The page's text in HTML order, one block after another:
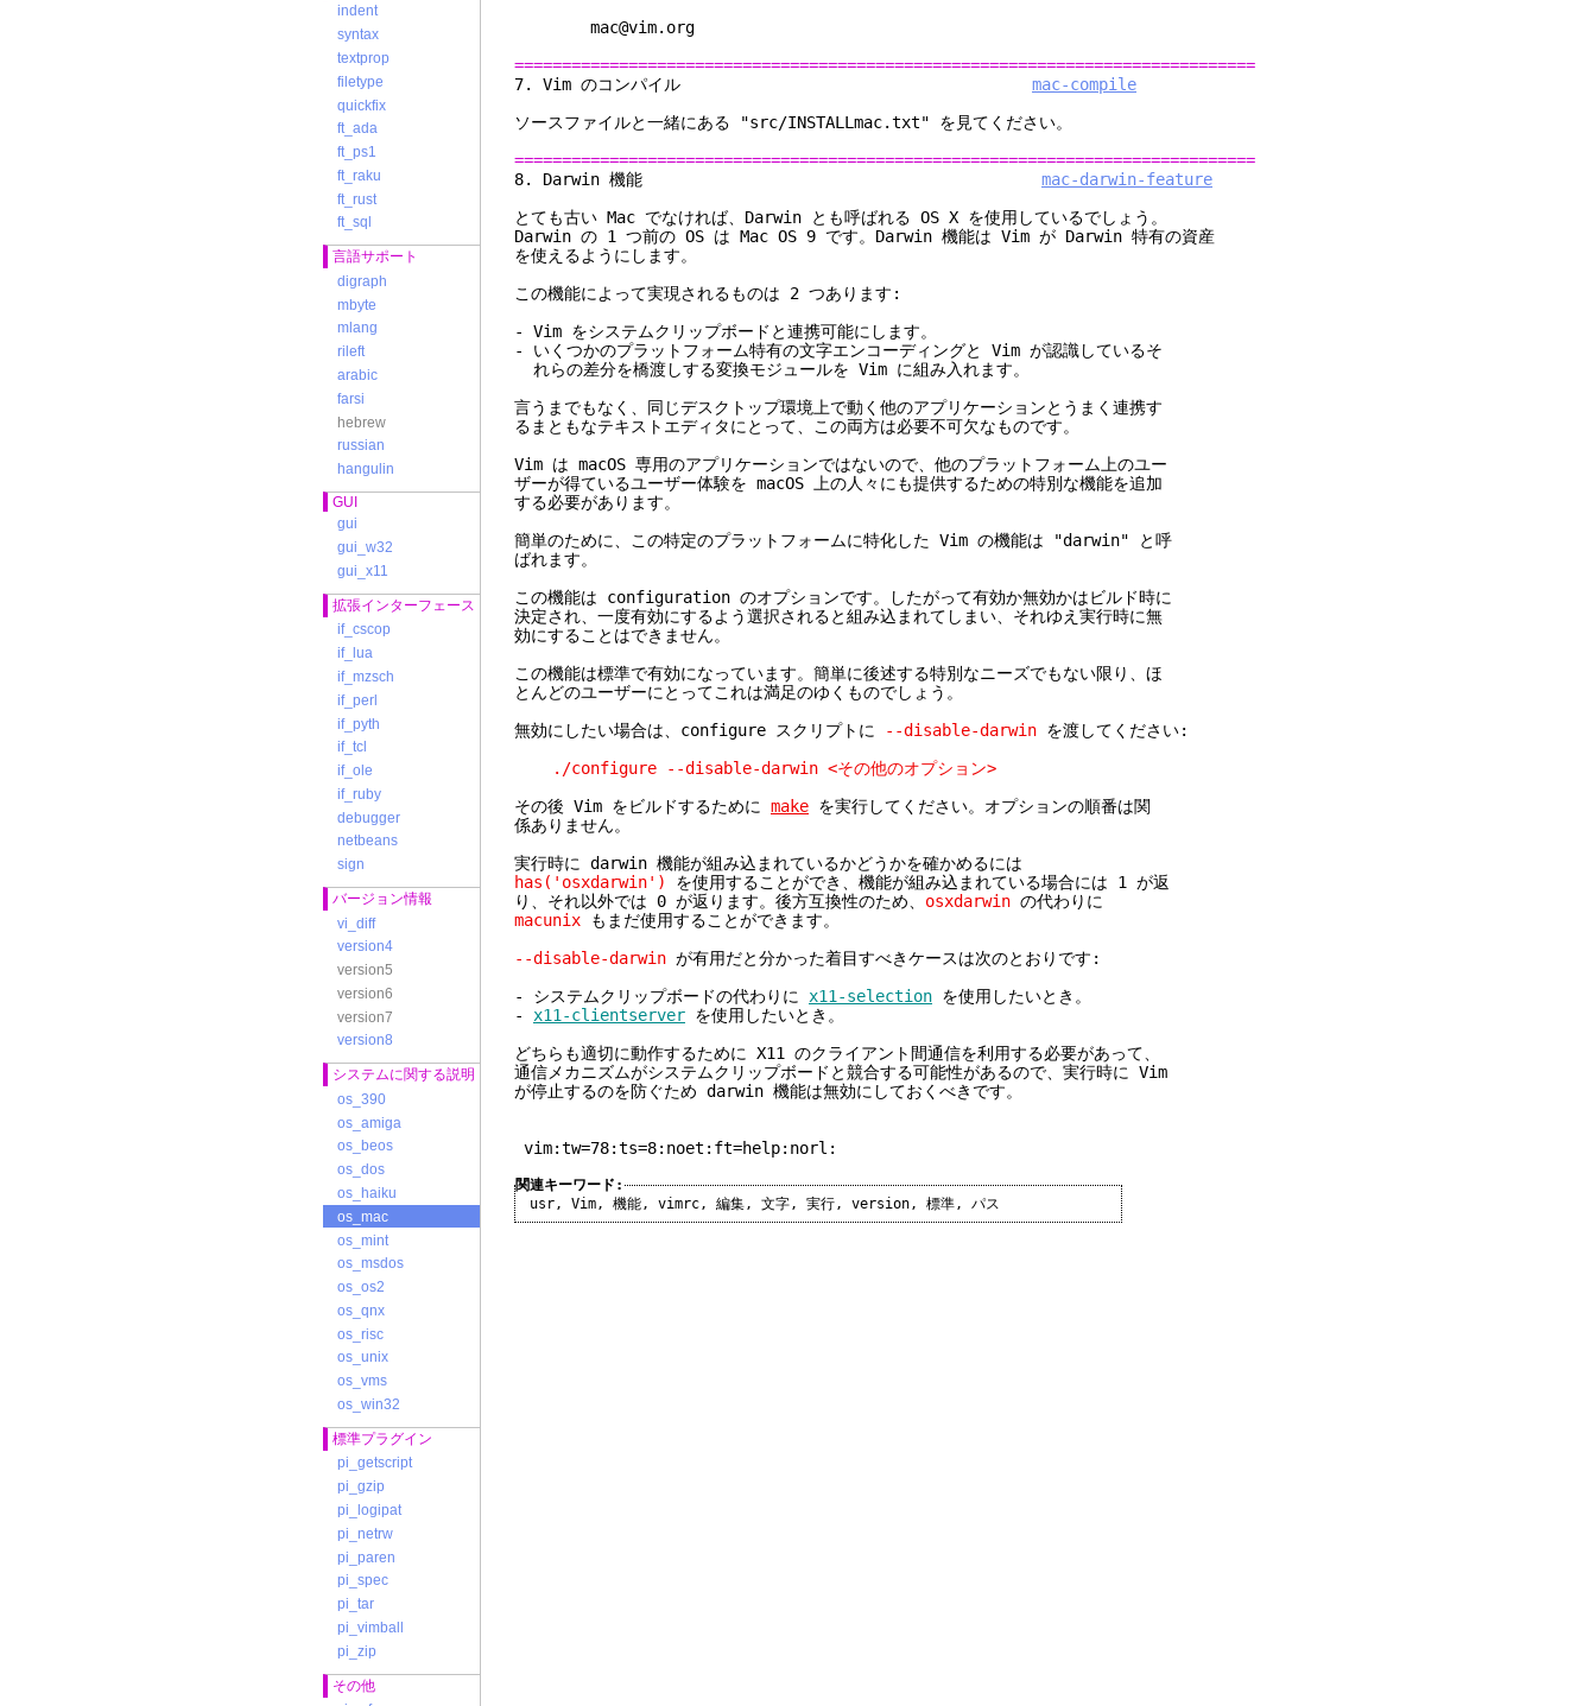
indent
syntax
textprop
filetype
quickfix
ft_ada
ft_ps1
ft_raku
ft_rust
ft_sql
言語サポート
digraph
mbyte
mlang
rileft
arabic
farsi
hebrew
russian
hangulin
GUI
gui
gui_w32
gui_x11
拡張インターフェース
if_cscop
if_lua
if_mzsch
if_perl
if_pyth
if_tcl
if_ole
if_ruby
debugger
netbeans
sign
バージョン情報
vi_diff
version4
version5
version6
version7
version8
システムに関する説明
os_390
os_amiga
os_beos
os_dos
os_haiku
os_mac
os_mint
os_msdos
os_os2
os_qnx
os_risc
os_unix
os_vms
os_win32
標準プラグイン
pi_getscript
pi_gzip
pi_logipat
pi_netrw
pi_paren
pi_spec
pi_tar
pi_vimball
pi_zip
その他
mac@vim.org
==============================================================================
7. Vim のコンパイル mac-compile
ソースファイルと一緒にある "src/INSTALLmac.txt" を見てください。
==============================================================================
8. Darwin 機能 mac-darwin-feature
とても古い Mac でなければ、Darwin とも呼ばれる OS X を使用しているでしょう。
Darwin の 1 つ前の OS は Mac OS 9 です。Darwin 機能は Vim が Darwin 特有の資産
を使えるようにします。
この機能によって実現されるものは 2 つあります:
- Vim をシステムクリップボードと連携可能にします。
- いくつかのプラットフォーム特有の文字エンコーディングと Vim が認識しているそ
れらの差分を橋渡しする変換モジュールを Vim に組み入れます。
言うまでもなく、同じデスクトップ環境上で動く他のアプリケーションとうまく連携す
るまともなテキストエディタにとって、この両方は必要不可欠なものです。
Vim は macOS 専用のアプリケーションではないので、他のプラットフォーム上のユー
ザーが得ているユーザー体験を macOS 上の人々にも提供するための特別な機能を追加
する必要があります。
簡単のために、この特定のプラットフォームに特化した Vim の機能は "darwin" と呼
ばれます。
この機能は configuration のオプションです。したがって有効か無効かはビルド時に
決定され、一度有効にするよう選択されると組み込まれてしまい、それゆえ実行時に無
効にすることはできません。
この機能は標準で有効になっています。簡単に後述する特別なニーズでもない限り、ほ
とんどのユーザーにとってこれは満足のゆくものでしょう。
無効にしたい場合は、configure スクリプトに
--disable-darwin を渡してください:
./configure --disable-darwin <その他のオプション>
その後 Vim をビルドするために make を実行してください。オプションの順番は関
係ありません。
実行時に darwin 機能が組み込まれているかどうかを確かめるには
has('osxdarwin')
を使用することができ、機能が組み込まれている場合には 1 が返
り、それ以外では 0 が返ります。後方互換性のため、 osxdarwin の代わりに
macunix もまだ使用することができます。
--disable-darwin が有用だと分かった着目すべきケースは次のとおりです:
- システムクリップボードの代わりに x11-selection を使用したいとき。
- x11-clientserver を使用したいとき。
どちらも適切に動作するために X11 のクライアント間通信を利用する必要があって、
通信メカニズムがシステムクリップボードと競合する可能性があるので、実行時に Vim
が停止するのを防ぐため darwin 機能は無効にしておくべきです。
vim:tw=78:ts=8:noet:ft=help:norl:
関連キーワード:
usr, Vim, 機能, vimrc, 編集, 文字, 実行, version, 標準, パス